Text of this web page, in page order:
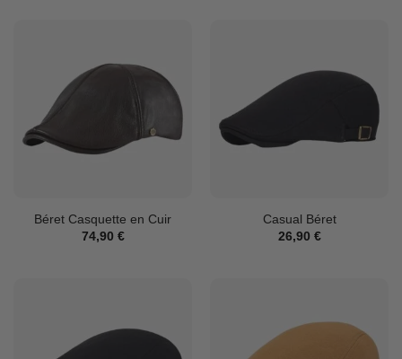
Béret Casquette en Cuir
74,90 €
Casual Béret
26,90 €